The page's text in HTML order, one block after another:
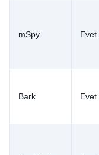
mSpy Evet
Bark Evet